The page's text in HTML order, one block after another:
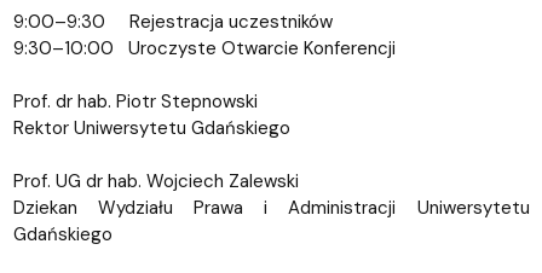
9:00–9:30 Rejestracja uczestników
9:30–10:00 Uroczyste Otwarcie Konferencji
Prof. dr hab. Piotr Stepnowski
Rektor Uniwersytetu Gdańskiego
Prof. UG dr hab. Wojciech Zalewski
Dziekan Wydziału Prawa i Administracji Uniwersytetu
Gdańskiego